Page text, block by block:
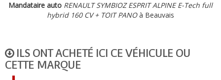
Mandataire auto RENAULT SYMBIOZ ESPRIT ALPINE E-Tech full
hybrid 160 CV + TOIT PANOà Beauvais
ILS ONT ACHETÉ ICI CE VÉHICULE OU
CETTE MARQUE